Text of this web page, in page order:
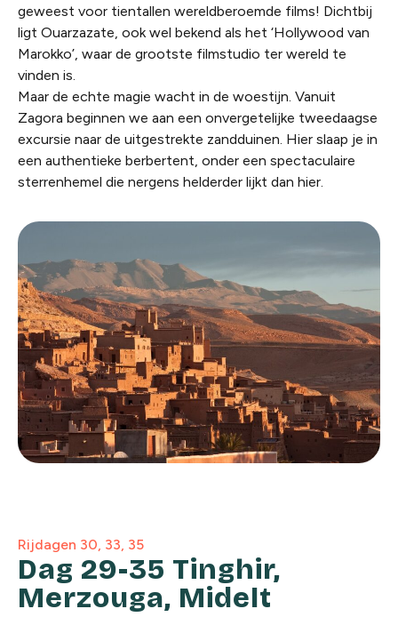
geweest voor tientallen wereldberoemde films! Dichtbij
ligt Ouarzazate, ook wel bekend als het ‘Hollywood van
Marokko’, waar de grootste filmstudio ter wereld te
vinden is.
Maar de echte magie wacht in de woestijn. Vanuit
Zagora beginnen we aan een onvergetelijke tweedaagse
excursie naar de uitgestrekte zandduinen. Hier slaap je in
een authentieke berbertent, onder een spectaculaire
sterrenhemel die nergens helderder lijkt dan hier.
Rijdagen 30, 33, 35
Dag 29-35 Tinghir,
Merzouga, Midelt